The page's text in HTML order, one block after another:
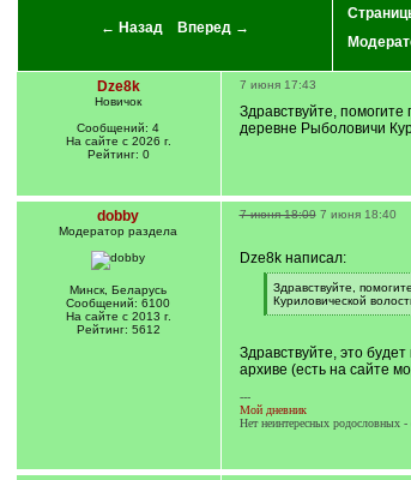
← Назад Вперед →
Dze8k
Новичок
Сообщений: 4
На сайте с 2026 г.
Рейтинг: 0
7 июня 17:43
Здравствуйте,
деревне Рыболовичи
dobby
Модератор раздела
Минск, Беларусь
Сообщений: 6100
На сайте с 2013 г.
Рейтинг: 5612
7 июня 18:09 7 июня 18:40
Dze8k написал:
[
q
]
Здравствуйте,
Куриловической
[
]
Здравствуйте, это
архиве (есть на сайте
---
Мой дневник
Нет неинтересных родословных -